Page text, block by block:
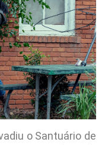
o Santuário de